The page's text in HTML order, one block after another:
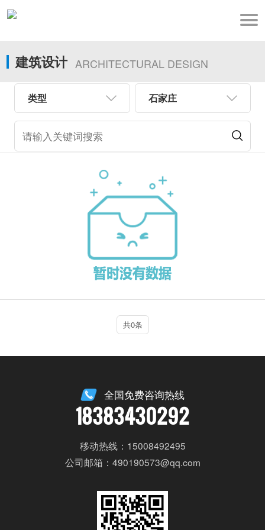
建筑设计 ARCHITECTURAL DESIGN
类型 石家庄
共0条
全国免费咨询热线
18383430292
移动热线：15008492495
公司邮箱：490190573@qq.com